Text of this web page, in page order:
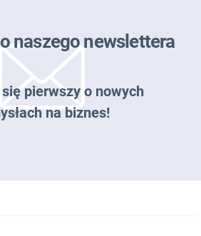
naszego newslettera
pierwszy o nowych
na biznes!